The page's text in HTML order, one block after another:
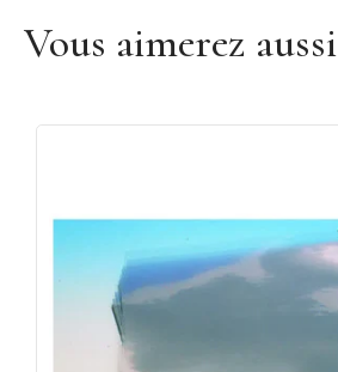
Vous aimerez aussi